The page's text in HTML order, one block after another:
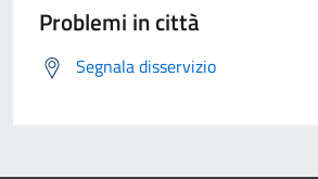
Problemi in città
Segnala disservizio